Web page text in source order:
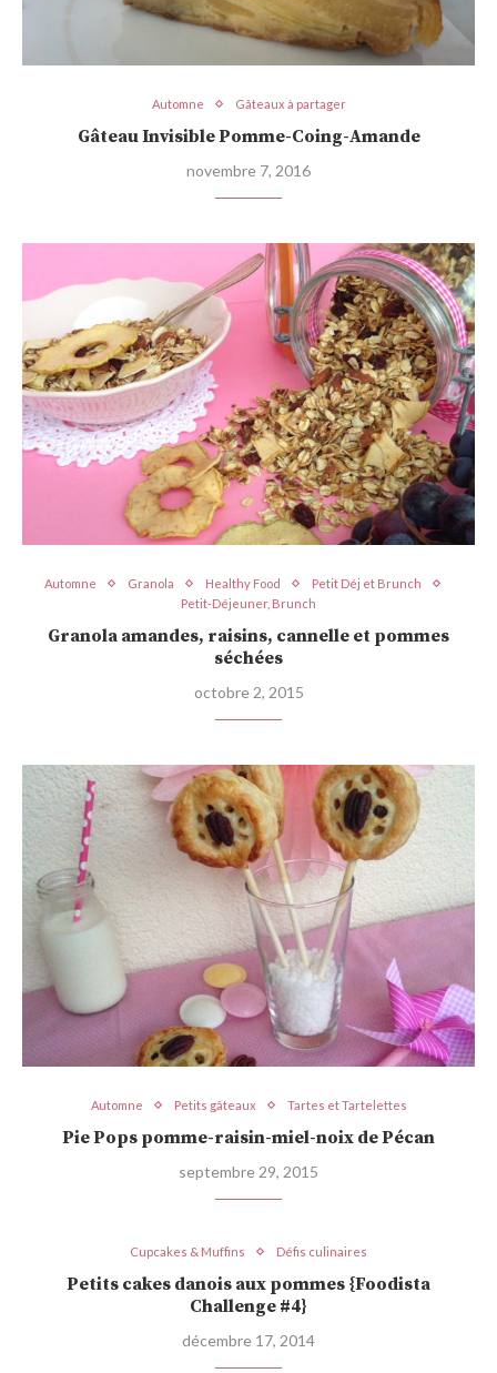
Automne Gâteaux à partager
Gâteau Invisible Pomme-Coing-Amande
novembre 7, 2016
Automne Granola Healthy Food
Petit Déj et Brunch
Petit-Déjeuner, Brunch
Granola amandes, raisins, cannelle et pommes
séchées
octobre 2, 2015
Automne Petits gâteaux Tartes et Tartelettes
Pie Pops pomme-raisin-miel-noix de Pécan
septembre 29, 2015
Cupcakes & Muffins Défis culinaires
Petits cakes danois aux pommes {Foodista
Challenge #4}
décembre 17, 2014